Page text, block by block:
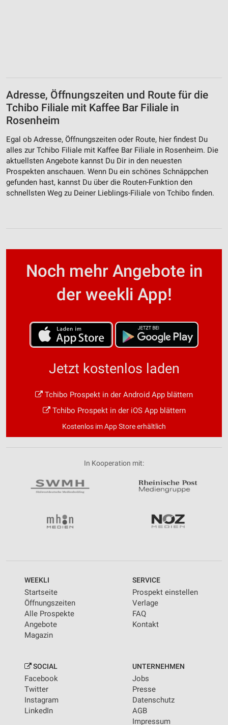
Adresse, Öffnungszeiten und Route für die
Tchibo Filiale mit Kaffee Bar Filiale in
Rosenheim
Egal ob Adresse, Öffnungszeiten oder Route, hier findest Du
alles zur Tchibo Filiale mit Kaffee Bar Filiale in Rosenheim. Die
aktuellsten Angebote kannst Du Dir in den neuesten
Prospekten anschauen. Wenn Du ein schönes Schnäppchen
gefunden hast, kannst Du über die Routen-Funktion den
schnellsten Weg zu Deiner Lieblings-Filiale von Tchibo finden.
Noch mehr Angebote in
der weekli App!
Jetzt kostenlos laden
Tchibo Prospekt in der Android App blättern
Tchibo Prospekt in der iOS App blättern
Kostenlos im App Store erhältlich
In Kooperation mit:
WEEKLI
Startseite
Öffnungszeiten
Alle Prospekte
Angebote
Magazin
SERVICE
Prospekt einstellen
Verlage
FAQ
Kontakt
SOCIAL
Facebook
Twitter
Instagram
LinkedIn
UNTERNEHMEN
Jobs
Presse
Datenschutz
AGB
Impressum